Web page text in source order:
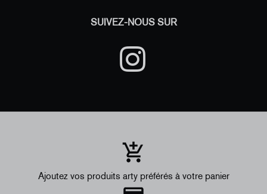
SUIVEZ-NOUS SUR
Ajoutez vos produits arty préférés à votre panier